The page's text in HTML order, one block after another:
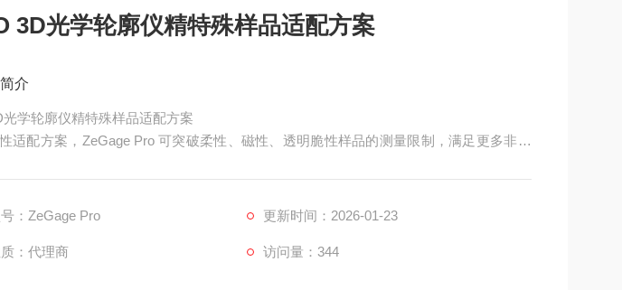
3D光学轮廓仪精特殊样品适配方案
介
光学轮廓仪精特殊样品适配方案
适配方案，ZeGage Pro 可突破柔性、磁性、透明脆性样品的测量限制，满足更多非常
：ZeGage Pro 更新时间：2026-01-23
：代理商 访问量：344